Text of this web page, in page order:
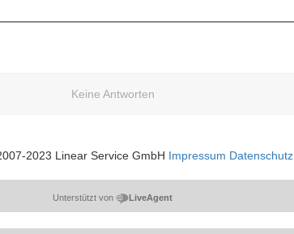
Keine Antworten
2023 Linear Service GmbH Impressum Datenschutz
Unterstützt von LiveAgent